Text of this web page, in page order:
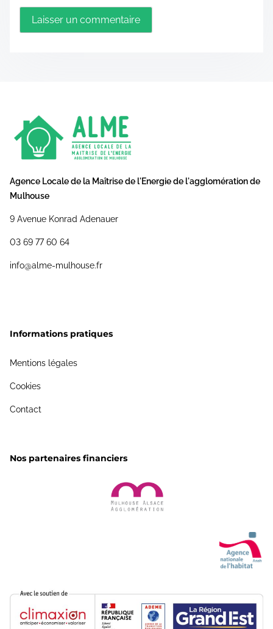
Agence Locale de la Maîtrise de l'Energie de l'agglomération de
Mulhouse
9 Avenue Konrad Adenauer
03 69 77 60 64
info@alme-mulhouse.fr
Informations pratiques
Mentions légales
Cookies
Contact
Nos partenaires financiers